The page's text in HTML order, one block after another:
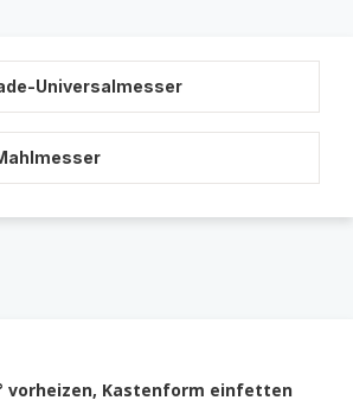
Universalmesser
vorheizen, Kastenform einfetten